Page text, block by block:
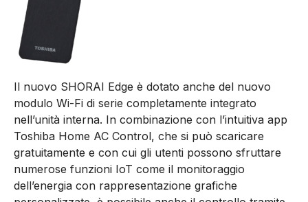
Il nuovo SHORAI Edge è dotato anche del nuovo
modulo Wi-Fi di serie completamente integrato
nell’unità interna. In combinazione con l’intuitiva app
Toshiba Home AC Control, che si può scaricare
gratuitamente e con cui gli utenti possono sfruttare
numerose funzioni IoT come il monitoraggio
dell’energia con rappresentazione grafiche